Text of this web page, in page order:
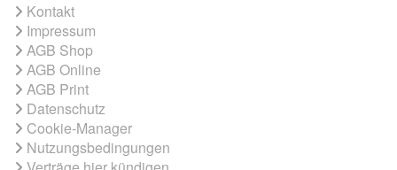
Kontakt
Impressum
AGB Shop
AGB Online
AGB Print
Datenschutz
Cookie-Manager
Nutzungsbedingungen